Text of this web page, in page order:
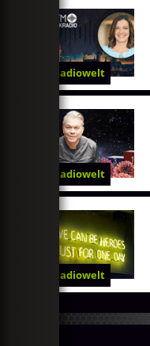
Radiowelt
Radiowelt
Radiowelt